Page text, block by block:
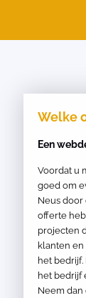
Welke
Een
Voordat u
goed om
Neus door
offerte
projecten
klanten en
het
het bedrijf
Neem dan